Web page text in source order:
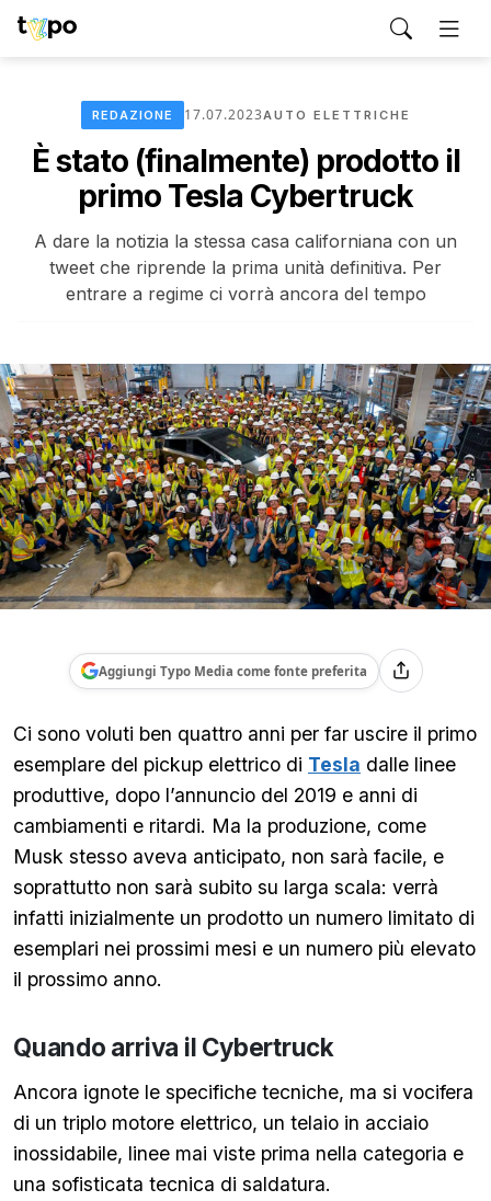
REDAZIONE 17.07.2023AUTO ELETTRICHE
È stato (finalmente) prodotto il
primo Tesla Cybertruck
A dare la notizia la stessa casa californiana con un
tweet che riprende la prima unità definitiva. Per
entrare a regime ci vorrà ancora del tempo
Aggiungi Typo Media come fonte preferita
Ci sono voluti ben quattro anni per far uscire il primo
esemplare del pickup elettrico di Tesla dalle linee
produttive, dopo l’annuncio del 2019 e anni di
cambiamenti e ritardi. Ma la produzione, come
Musk stesso aveva anticipato, non sarà facile, e
soprattutto non sarà subito su larga scala: verrà
infatti inizialmente un prodotto un numero limitato di
esemplari nei prossimi mesi e un numero più elevato
il prossimo anno.
Quando arriva il Cybertruck
Ancora ignote le specifiche tecniche, ma si vocifera
di un triplo motore elettrico, un telaio in acciaio
inossidabile, linee mai viste prima nella categoria e
una sofisticata tecnica di saldatura.